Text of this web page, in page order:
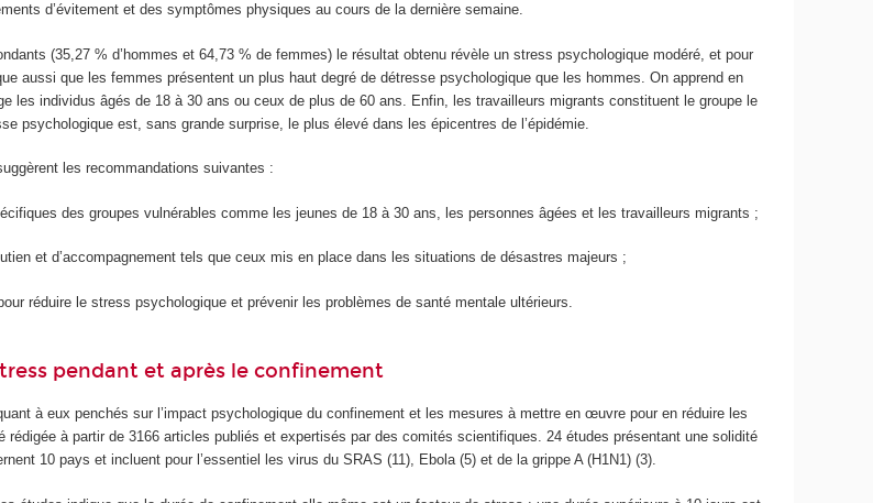
d’évitement et des symptômes physiques au cours de la dernière semaine.
(35,27 % d’hommes et 64,73 % de femmes) le résultat obtenu révèle un stress psychologique modéré, et pour
aussi que les femmes présentent un plus haut degré de détresse psychologique que les hommes. On apprend en
les individus âgés de 18 à 30 ans ou ceux de plus de 60 ans. Enfin, les travailleurs migrants constituent le groupe le
psychologique est, sans grande surprise, le plus élevé dans les épicentres de l’épidémie.
les recommandations suivantes :
des groupes vulnérables comme les jeunes de 18 à 30 ans, les personnes âgées et les travailleurs migrants ;
et d’accompagnement tels que ceux mis en place dans les situations de désastres majeurs ;
réduire le stress psychologique et prévenir les problèmes de santé mentale ultérieurs.
pendant et après le confinement
à eux penchés sur l’impact psychologique du confinement et les mesures à mettre en œuvre pour en réduire les
à partir de 3166 articles publiés et expertisés par des comités scientifiques. 24 études présentant une solidité
10 pays et incluent pour l’essentiel les virus du SRAS (11), Ebola (5) et de la grippe A (H1N1) (3).